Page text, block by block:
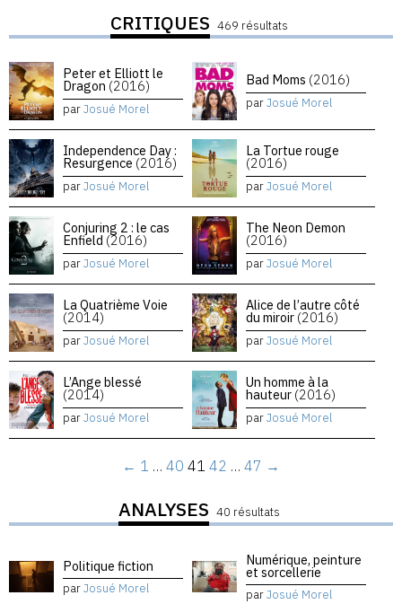
CRITIQUES 469 résultats
Peter et Elliott le
Dragon (2016)
parJosué Morel
Bad Moms (2016)
parJosué Morel
Independence Day :
Resurgence (2016)
parJosué Morel
La Tortue rouge
(2016)
parJosué Morel
Conjuring 2 : le cas
Enfield (2016)
parJosué Morel
The Neon Demon
(2016)
parJosué Morel
La Quatrième Voie
(2014)
parJosué Morel
Alice de l’autre côté
du miroir (2016)
parJosué Morel
L’Ange blessé
(2014)
parJosué Morel
Un homme à la
hauteur (2016)
parJosué Morel
← 1 … 40 41 42 … 47 →
ANALYSES 40 résultats
Politique fiction
parJosué Morel
Numérique, peinture
et sorcellerie
parJosué Morel